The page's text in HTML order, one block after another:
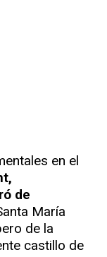
en el
de
María
de la
castillo de